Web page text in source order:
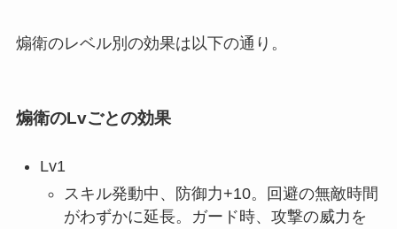
煽衛のレベル別の効果は以下の通り。
煽衛のLvごとの効果
Lv1
スキル発動中、防御力+10。回避の無敵時間
がわずかに延長。ガード時、攻撃の威力を